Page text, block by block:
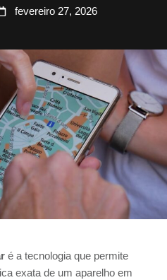
fevereiro 27, 2026
é a tecnologia que permite
exata de um aparelho em